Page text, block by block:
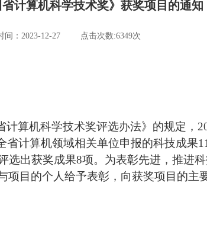
计算机科学技术奖》获奖项目的通知
间：2023-12-27 点击次数:6349次
算机科学技术奖评选办法》的规定，
计算机领域相关单位申报的科技成果
出获奖成果8项。为表彰先进，推进
项目的个人给予表彰，向获奖项目的主